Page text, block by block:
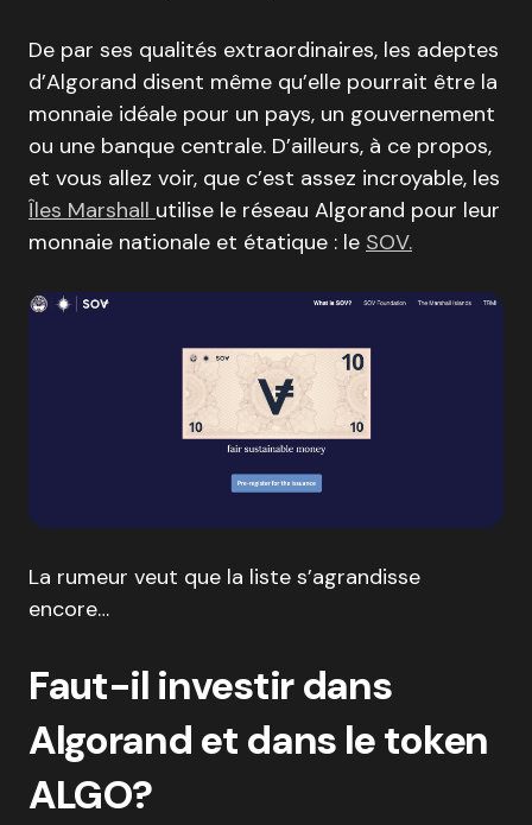
De par ses qualités extraordinaires, les adeptes
d’Algorand disent même qu’elle pourrait être la
monnaie idéale pour un pays, un gouvernement
ou une banque centrale. D’ailleurs, à ce propos,
et vous allez voir, que c’est assez incroyable, les
Îles Marshall utilise le réseau Algorand pour leur
monnaie nationale et étatique : le SOV.
La rumeur veut que la liste s’agrandisse
encore…
Faut-il investir dans
Algorand et dans le token
ALGO?